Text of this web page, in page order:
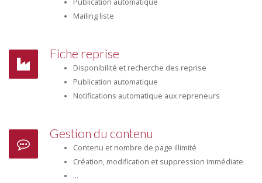
Publication automatique
Mailing liste
Fiche reprise
Disponibilité et recherche des reprise
Publication automatique
Notifications automatique aux repreneurs
Gestion du contenu
Contenu et nombre de page illimité
Création, modification et suppression immédiate
...